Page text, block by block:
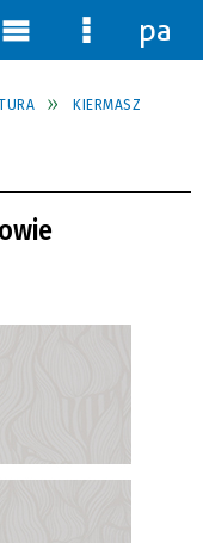
KIERMASZ
Menu